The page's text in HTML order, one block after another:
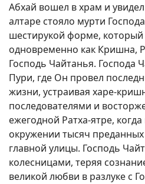
Абхай вошел в храм и
алтаре стояло мурти
шестирукой форме, который
одновременно как Кришна,
Господь Чайтанья. Господа
Пури, где Он провел
жизни, устраивая харе-
последователями и
ежегодной Ратха-ятре,
окружении тысяч
главной улицы. Господь
колесницами, теряя
великой любви в разлуке с